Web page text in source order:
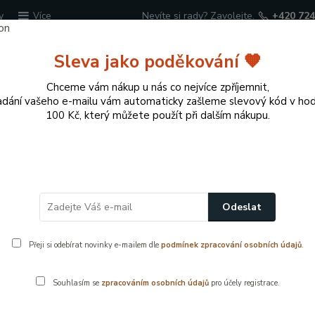
Více Nevíte si rady? Zavolejte. +420
podmínky
Sleva jako poděkování 🧡
Chceme vám nákup u nás co nejvíce zpříjemnit,
vašeho e-mailu vám automaticky zašleme slevový kód v
100 Kč, který můžete použít při dalším nákupu.
Odeslat
Přeji si odebírat novinky e-mailem dle podmínek zpracování osobních údajů.
Souhlasím se zpracováním osobních údajůpro účely registrace.